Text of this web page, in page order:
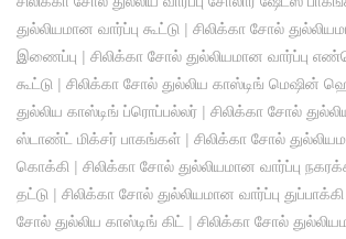
துல்லியமான வார்ப்பு கூட்டு | சிலிக்கா சோல்
இணைப்பு | சிலிக்கா சோல் துல்லியமான வார்ப்பு
கூட்டு | சிலிக்கா சோல் துல்லிய காஸ்டிங் மெஷின்
துல்லிய காஸ்டிங் ப்ரொப்பல்லர் | சிலிக்கா சோல்
ஸ்டாண்ட் மிக்சர் பாகங்கள் | சிலிக்கா சோல்
கொக்கி | சிலிக்கா சோல் துல்லியமான வார்ப்பு
தட்டு | சிலிக்கா சோல் துல்லியமான வார்ப்பு
சோல் துல்லிய காஸ்டிங் கிட் | சிலிக்கா சோல்